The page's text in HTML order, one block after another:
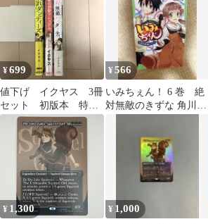
¥699
値下げ イクヤス 3冊
セット 初版本 特典
多数付
¥566
いみちぇん！ 6 巻 絶
対無敵のきずな 角川つ
¥ 1,300 ¥ 1,000